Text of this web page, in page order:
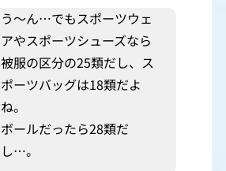
う～ん…でもスポーツウェ
アやスポーツシューズなら
被服の区分の25類だし、ス
ポーツバッグは18類だよ
ね。
ボールだったら28類だ
し…。